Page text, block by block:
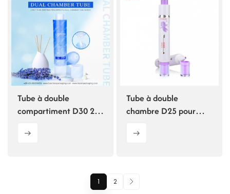
Tube à double
compartiment D30 20
cosmétiques
Tube à double
chambre D25 pour
1 2